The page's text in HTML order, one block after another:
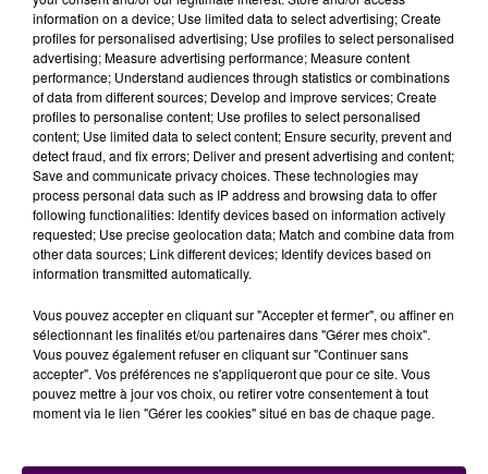
par crainte de devoir quitter la Sarthe. Même pour
les étudiants boursiers, partir étudier ailleurs
représentait une difficulté. L’ouverture de cette
formation au Mans va leur permettre de poursuivre
leurs ambitions"souligne Delphine Letort, présidente
de l’université du Mans. Dans un premier temps, 80
places sont proposées en première année pour cette
nouvelle licence de psychologie.
Ecoutez le reportage de Jonathan Lateur :
information on a device; Use limited data to select advertising; Create
profiles for personalised advertising; Use profiles to select personalised
advertising; Measure advertising performance; Measure content
performance; Understand audiences through statistics or combinations
of data from different sources; Develop and improve services; Create
profiles to personalise content; Use profiles to select personalised
content; Use limited data to select content; Ensure security, prevent and
detect fraud, and fix errors; Deliver and present advertising and content;
Save and communicate privacy choices. These technologies may
process personal data such as IP address and browsing data to offer
following functionalities: Identify devices based on information actively
requested; Use precise geolocation data; Match and combine data from
other data sources; Link different devices; Identify devices based on
information transmitted automatically.
Vous pouvez accepter en cliquant sur "Accepter et fermer", ou affiner en
sélectionnant les finalités et/ou partenaires dans "Gérer mes choix".
Vous pouvez également refuser en cliquant sur "Continuer sans
accepter". Vos préférences ne s'appliqueront que pour ce site. Vous
pouvez mettre à jour vos choix, ou retirer votre consentement à tout
moment via le lien "Gérer les cookies" situé en bas de chaque page.